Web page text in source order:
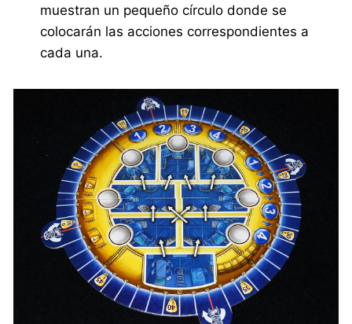
muestran un pequeño círculo donde se
colocarán las acciones correspondientes a
cada una.